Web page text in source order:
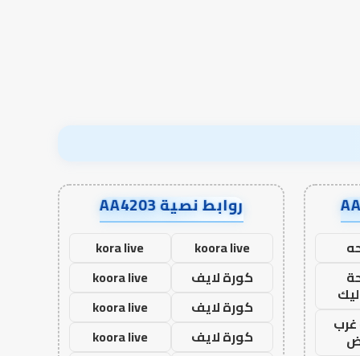
روابط نصية AA4203
koora live
kora live
كورة لايف
koora live
كورة لايف
koora live
كورة لايف
koora live